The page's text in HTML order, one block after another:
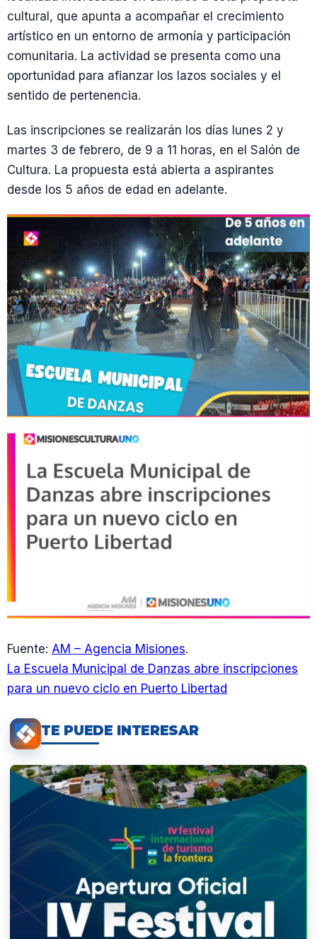
cultural, que apunta a acompañar el crecimiento
artístico en un entorno de armonía y participación
comunitaria. La actividad se presenta como una
oportunidad para afianzar los lazos sociales y el
sentido de pertenencia.
Las inscripciones se realizarán los días lunes 2 y
martes 3 de febrero, de 9 a 11 horas, en el Salón de
Cultura. La propuesta está abierta a aspirantes
desde los 5 años de edad en adelante.
Fuente: AM – Agencia Misiones.
La Escuela Municipal de Danzas abre inscripciones
para un nuevo ciclo en Puerto Libertad
TE PUEDE INTERESAR